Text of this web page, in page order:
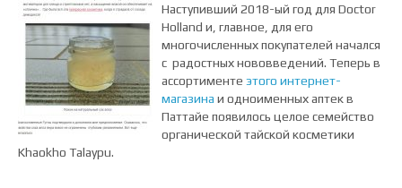
Наступивший 2018-ый год для Doctor
Holland и, главное, для его
многочисленных покупателей начался
с радостных нововведений. Теперь в
ассортименте этого интернет-
магазина и одноименных аптек в
Паттайе появилось целое семейство
органической тайской косметики
Khaokho Talaypu.